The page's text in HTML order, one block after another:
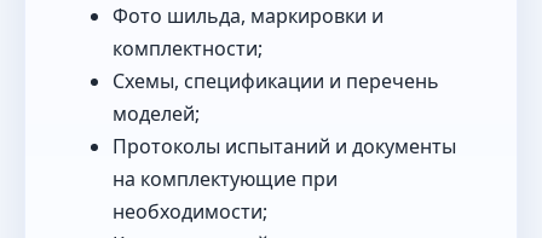
Фото шильда, маркировки и
комплектности;
Схемы, спецификации и перечень
моделей;
Протоколы испытаний и документы
на комплектующие при
необходимости;